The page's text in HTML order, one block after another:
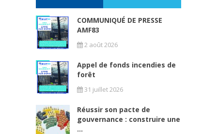
COMMUNIQUÉ DE PRESSE
AMF83
2 août 2026
Appel de fonds incendies de
forêt
31 juillet 2026
Réussir son pacte de
gouvernance : construire une
...